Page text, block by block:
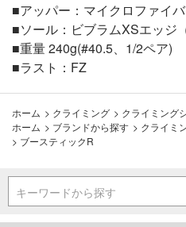
■アッパー：マイクロファイ
■ソール：ビブラムXSエッジ
■重量 240g(#40.5、1/2ペア)
■ラスト：FZ
ホーム > クライミング > クライミング
ホーム > ブランドから探す > クライミ
> ブースティックR
キーワードから探す